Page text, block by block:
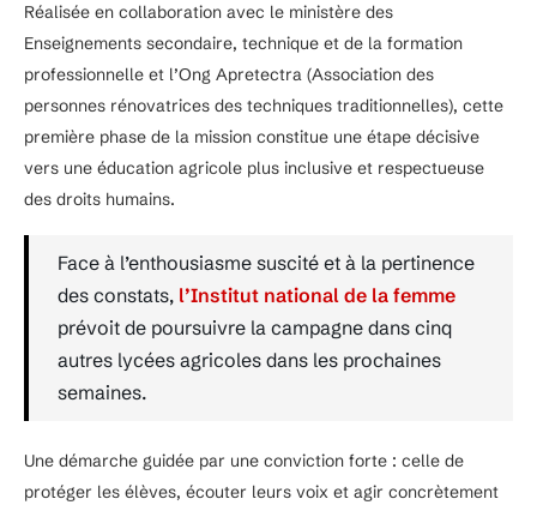
Réalisée en collaboration avec le ministère des
Enseignements secondaire, technique et de la formation
professionnelle et l’Ong Apretectra (Association des
personnes rénovatrices des techniques traditionnelles), cette
première phase de la mission constitue une étape décisive
vers une éducation agricole plus inclusive et respectueuse
des droits humains.
Face à l’enthousiasme suscité et à la pertinence
des constats, l’Institut national de la femme
prévoit de poursuivre la campagne dans cinq
autres lycées agricoles dans les prochaines
semaines.
Une démarche guidée par une conviction forte : celle de
protéger les élèves, écouter leurs voix et agir concrètement